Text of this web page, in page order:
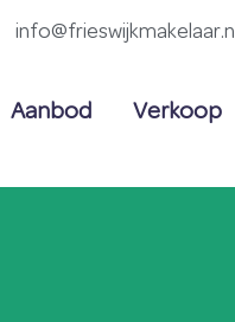
info@frieswijkmakelaar.nl
Aanbod Verkoop